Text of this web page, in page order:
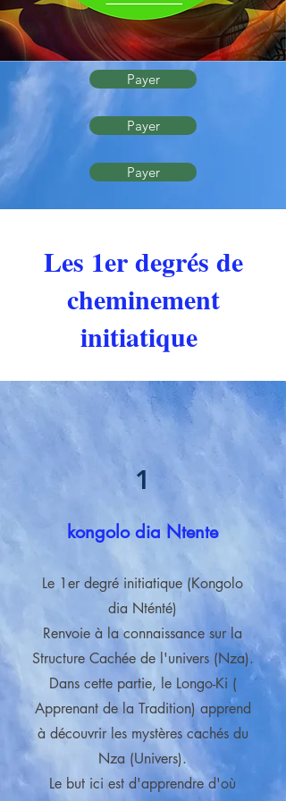
Payer
Payer
Payer
Les 1er degrés de
cheminement
initiatique
1
kongolo dia Ntente
Le 1er degré initiatique (Kongolo
dia Nténté)
Renvoie à la connaissance sur la
Structure Cachée de l'univers (Nza).
Dans cette partie, le Longo-Ki (
Apprenant de la Tradition) apprend
à découvrir les mystères cachés du
Nza (Univers).
Le but ici est d'apprendre d'où